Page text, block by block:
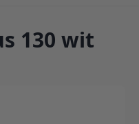
130 wit